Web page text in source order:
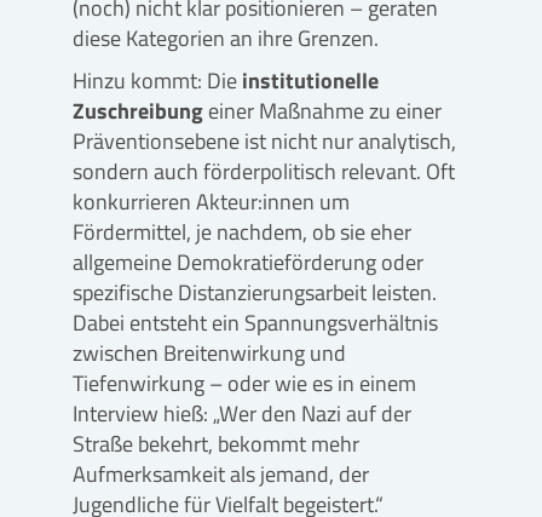
(noch) nicht klar positionieren – geraten
diese Kategorien an ihre Grenzen.
Hinzu kommt: Dieinstitutionelle
Zuschreibungeiner Maßnahme zu einer
Präventionsebene ist nicht nur analytisch,
sondern auch förderpolitisch relevant. Oft
konkurrieren Akteur:innen um
Fördermittel, je nachdem, ob sie eher
allgemeine Demokratieförderung oder
spezifische Distanzierungsarbeit leisten.
Dabei entsteht ein Spannungsverhältnis
zwischen Breitenwirkung und
Tiefenwirkung – oder wie es in einem
Interview hieß: „Wer den Nazi auf der
Straße bekehrt, bekommt mehr
Aufmerksamkeit als jemand, der
Jugendliche für Vielfalt begeistert.“